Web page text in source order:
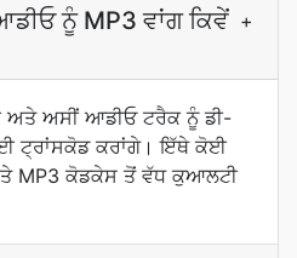
ਨੂੰ MP3 ਵਾਂਗ ਕਿਵੇਂ +
ਅਤੇ ਅਸੀਂ ਆਡੀਓ ਟਰੈਕ ਨੂੰ ਡੀ-
ਟ੍ਰਾਂਸਕੋਡ ਕਰਾਂਗੇ। ਇੱਥੇ ਕੋਈ
MP3 ਕੋਡਕੇਸ ਤੋਂ ਵੱਧ ਕੁਆਲਟੀ